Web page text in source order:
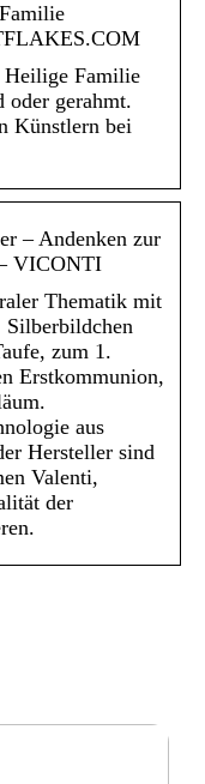
Familie
oder gerahmt.
Künstlern bei
– Andenken zur
VICONTI
Thematik mit
zum 1.
Erstkommunion,
aus
Hersteller sind
Valenti,
der